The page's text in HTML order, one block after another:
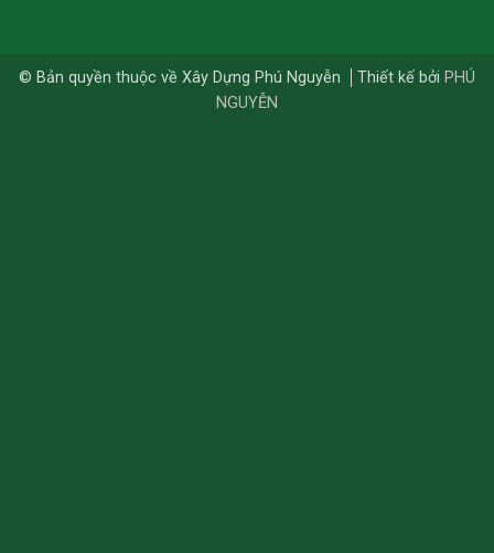
© Bản quyền thuộc về Xây Dựng Phú Nguyễn Thiết kế bởi PHÚ
NGUYỄN